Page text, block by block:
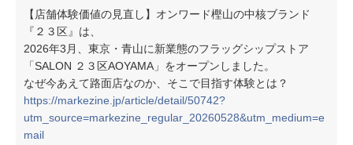
【店舗体験価値の見直し】オンワード樫山の中核ブランド
『２３区』は、
2026年3月、東京・青山に新業態のフラッグシップストア
「SALON ２３区AOYAMA」をオープンしました。
なぜ今あえて路面店なのか、そこで目指す体験とは？
https://markezine.jp/article/detail/50742?
utm_source=markezine_regular_20260528&utm_medium=e
mail